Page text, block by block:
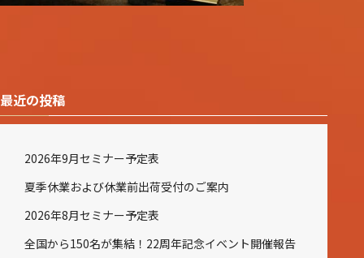
最近の投稿
2026年9月セミナー予定表
夏季休業および休業前出荷受付のご案内
2026年8月セミナー予定表
全国から150名が集結！22周年記念イベント開催報告